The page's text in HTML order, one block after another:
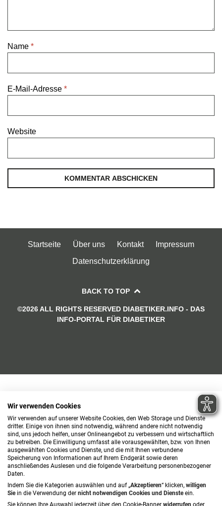
Name *
E-Mail-Adresse *
Website
Startseite Über uns Kontakt
Impressum
Datenschutzerklärung
BACK TO TOP
©2026 ALL RIGHTS RESERVED DIABETIKER.INFO - DAS
INFO-PORTAL FÜR DIABETIKER
Wir verwenden Cookies
Wir verwenden auf unserer Website Cookies, den Web Storage und Dienste
dritter. Einige von ihnen sind notwendig, während andere nicht notwendig
sind, uns jedoch helfen, unser Onlineangebot zu verbessern und wirtschaftlich
zu betreiben. Die Einwilligung umfasst alle vorausgewählten, bzw. von Ihnen
ausgewählten Cookies und Dienste, und die mit Ihnen verbundene
Speicherung von Informationen auf Ihrem Endgerät sowie deren
anschließendes Auslesen und die folgende Verarbeitung personenbezogener
Daten.
Indem Sie die Kategorien auswählen und auf „Akzeptieren“ klicken, willigen
Sie in die Verwendung der nicht notwendigen Cookies und Diensteein.
Sie können Ihre Auswahl jederzeit über den Cookie-Banner widerrufen oder